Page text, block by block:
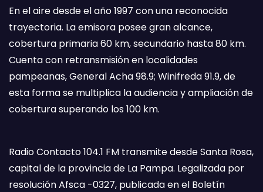
En el aire desde el año 1997 con una reconocida
trayectoria. La emisora posee gran alcance,
cobertura primaria 60 km, secundario hasta 80 km.
Cuenta con retransmisión en localidades
pampeanas, General Acha 98.9; Winifreda 91.9, de
esta forma se multiplica la audiencia y ampliación de
cobertura superando los 100 km.
Radio Contacto 104.1 FM transmite desde Santa Rosa,
capital de la provincia de La Pampa. Legalizada por
resolución Afsca -0327, publicada en el Boletín